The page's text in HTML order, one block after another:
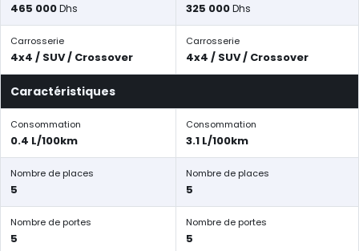
465 000Dhs 325 000Dhs
Carrosserie
4x4 / SUV / Crossover
Carrosserie
4x4 / SUV / Crossover
Caractéristiques
Consommation
0.4 L/100km
Consommation
3.1 L/100km
Nombre de places
5
Nombre de places
5
Nombre de portes
5
Nombre de portes
5